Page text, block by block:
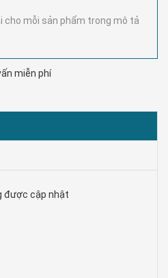
cho mỗi sản phẩm trong mô tả
miễn phí
được cập nhật